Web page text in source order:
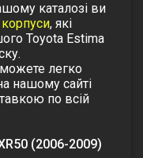
каталозі ви
, які
Toyota Estima
легко
нашому сайті
по всій
(2006-2009)